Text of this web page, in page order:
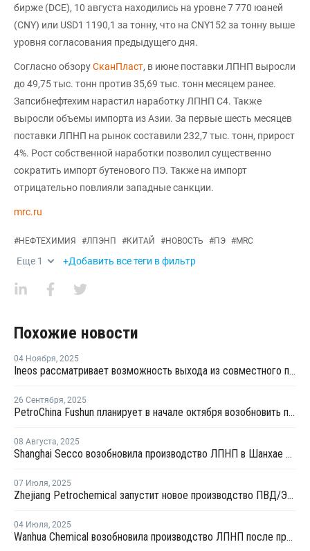
бирже (DCE), 10 августа находились на уровне 7 770 юаней
(CNY) или USD1 1190,1 за тонну, что на CNY152 за тонну выше
уровня согласования предыдущего дня.
Согласно обзоруСканПласт, в июне поставки ЛПНП выросли
до 49,75 тыс. тонн против 35,69 тыс. тонн месяцем ранее.
Запсибнефтехим нарастил наработку ЛПНП С4. Также
выросли объемы импорта из Азии. За первые шесть месяцев
поставки ЛПНП на рынок составили 232,7 тыс. тонн, прирост
4%. Рост собственной наработки позволил существенно
сократить импорт бутенового ПЭ. Также на импорт
отрицательно повлияли западные санкции.
mrc.ru
#НЕФТЕХИМИЯ #ЛПЭНП #КИТАЙ #НОВОСТЬ #ПЭ #MRC
Еще 1 +Добавить все теги в фильтр
Похожие новости
04 Ноября, 2025
Ineos рассматривает возможность выхода из совместного предприятия Sinopec Petchems
26 Сентября, 2025
PetroChina Fushun планирует в начале октября возобновить производство ПНД в Фушуне
08 Августа, 2025
Shanghai Secco возобновила производство ЛПНП в Шанхае после ремонта
07 Июля, 2025
Zhejiang Petrochemical запустит новое производство ПВД/ЭВА в первом квартале 2026 года
04 Июля, 2025
Wanhua Chemical возобновила производство ЛПНП после профилактики